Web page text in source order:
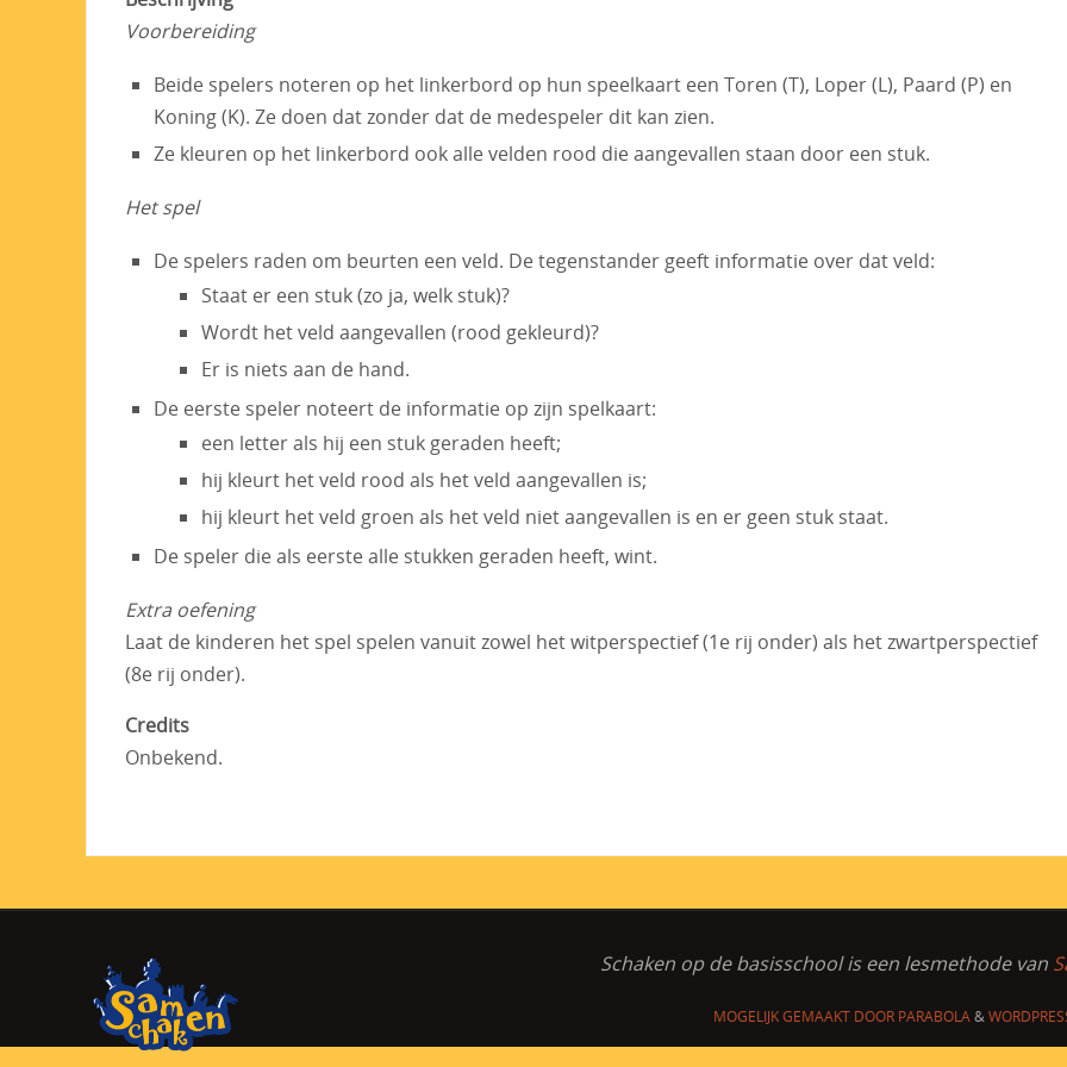
Voorbereiding
Beide spelers noteren op het linkerbord op hun speelkaart een Toren (T), Loper (L), Paard (P) en
Koning (K). Ze doen dat zonder dat de medespeler dit kan zien.
Ze kleuren op het linkerbord ook alle velden rood die aangevallen staan door een stuk.
Het spel
De spelers raden om beurten een veld. De tegenstander geeft informatie over dat veld:
Staat er een stuk (zo ja, welk stuk)?
Wordt het veld aangevallen (rood gekleurd)?
Er is niets aan de hand.
De eerste speler noteert de informatie op zijn spelkaart:
een letter als hij een stuk geraden heeft;
hij kleurt het veld rood als het veld aangevallen is;
hij kleurt het veld groen als het veld niet aangevallen is en er geen stuk staat.
De speler die als eerste alle stukken geraden heeft, wint.
Extra oefening
Laat de kinderen het spel spelen vanuit zowel het witperspectief (1e rij onder) als het zwartperspectief
(8e rij onder).
Credits
Onbekend.
Schaken op de basisschoolis een lesmethode van
MOGELIJK GEMAAKT DOOR PARABOLA&